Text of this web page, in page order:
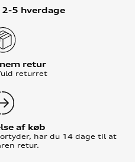
5 hverdage
retur
returret
af køb
har du 14 dage til at
retur.